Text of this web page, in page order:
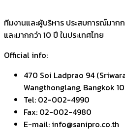
ทีมงานและผู้บริหาร ประสบการณ์มา
และมากกว่า 10 ปี ในประเทศไทย
Official info:
470 Soi Ladprao 94
Wangthonglang, Bangkok
Tel: 02-002-4990
Fax: 02-002-4980
E-mail: info@sanipro.co.th